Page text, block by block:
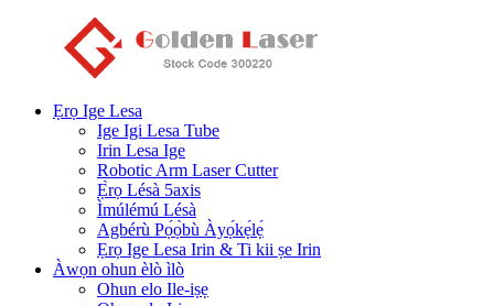
Ẹrọ Ige Lesa
Ige Igi Lesa Tube
Irin Lesa Ige
Robotic Arm Laser Cutter
Ẹ̀rọ Lésà 5axis
Ìmúlémú Lésà
Agbérù Pọ́ọ̀bù Àyọ́kẹ́lẹ́
Ẹrọ Ige Lesa Irin & Ti kii ṣe Irin
Àwọn ohun èlò ìlò
Ohun elo Ile-iṣẹ